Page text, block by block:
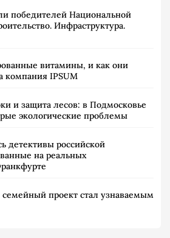
победителей Национальной
Инфраструктура.
витамины, и как они
компания IPSUM
и защита лесов: в Подмосковье
экологические проблемы
детективы российской
на реальных
семейный проект стал узнаваемым